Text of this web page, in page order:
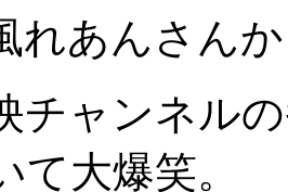
あんさん
ャンネルの
て大爆笑。